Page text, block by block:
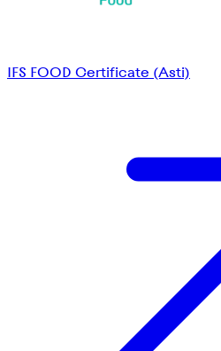
IFS FOOD Certificate (Asti)